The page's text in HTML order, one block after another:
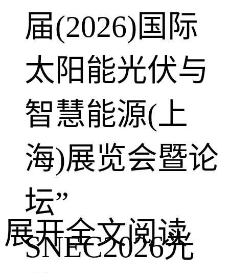
届(2026)国际
太阳能光伏与
智慧能源(上
海)展览会暨论
坛”
SNEC2026光
展开全文阅读